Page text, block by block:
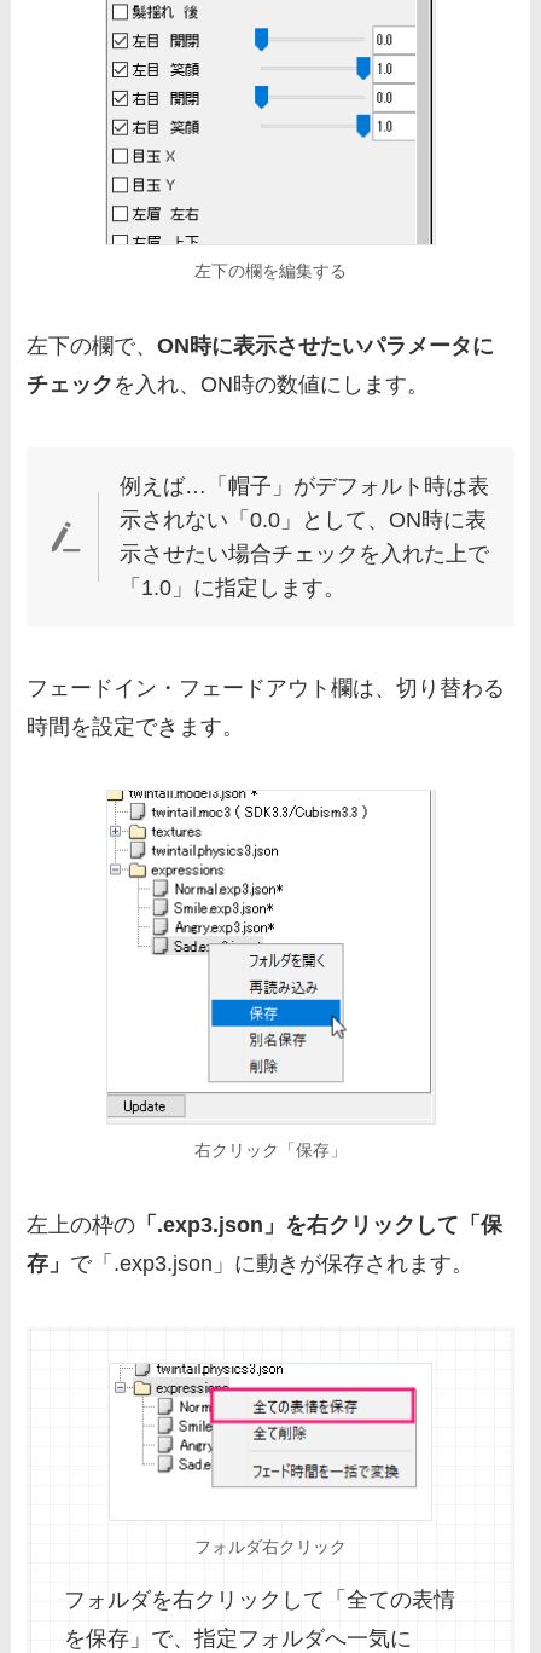
左下の欄を編集する
左下の欄で、ON時に表示させたいパラメータに
チェック を入れ、ON時の数値にします。
例えば…「帽子」がデフォルト時は表
示されない「0.0」として、ON時に表
示させたい場合チェックを入れた上で
「1.0」に指定します。
フェードイン・フェードアウト欄は、切り替わる
時間を設定できます。
右クリック「保存」
左上の枠の 「.exp3.json」を右クリックして「保
存」 で「.exp3.json」に動きが保存されます。
フォルダ右クリック
フォルダを右クリックして「全ての表情
を保存」で、指定フォルダへ一気に